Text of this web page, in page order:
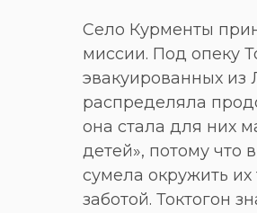
Село Курменты
миссии. Под опеку
эвакуированных из
распределяла
она стала для них
детей», потому что
сумела окружить
заботой. Токтогон